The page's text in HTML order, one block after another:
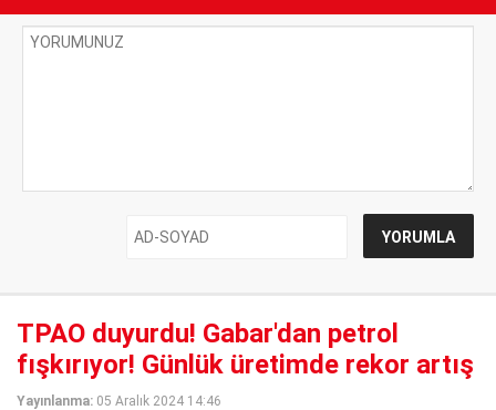
TPAO duyurdu! Gabar'dan petrol
fışkırıyor! Günlük üretimde rekor artış
Yayınlanma: 05 Aralık 2024 14:46